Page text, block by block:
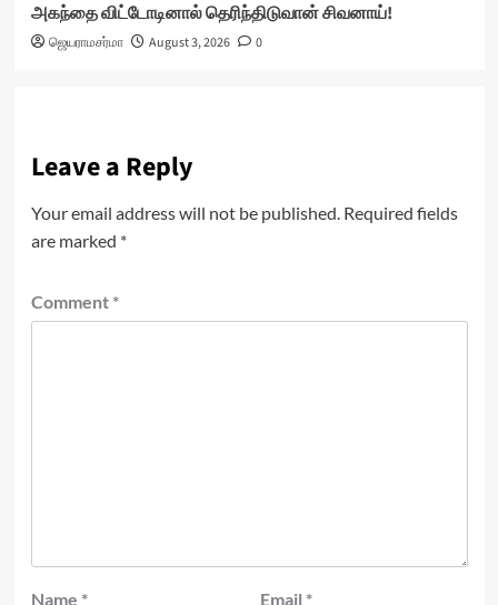
அகந்தை விட்டோடினால் தெரிந்திடுவான் சிவனாய்!
ஜெயராமசர்மா August 3, 2026 0
Leave a Reply
Your email address will not be published. Required fields
are marked *
Comment *
Name * Email *